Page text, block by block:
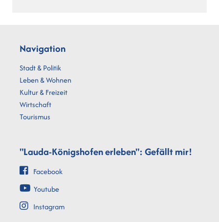
Navigation
Stadt & Politik
Leben & Wohnen
Kultur & Freizeit
Wirtschaft
Tourismus
"Lauda-Königshofen erleben": Gefällt mir!
Facebook
Youtube
Instagram